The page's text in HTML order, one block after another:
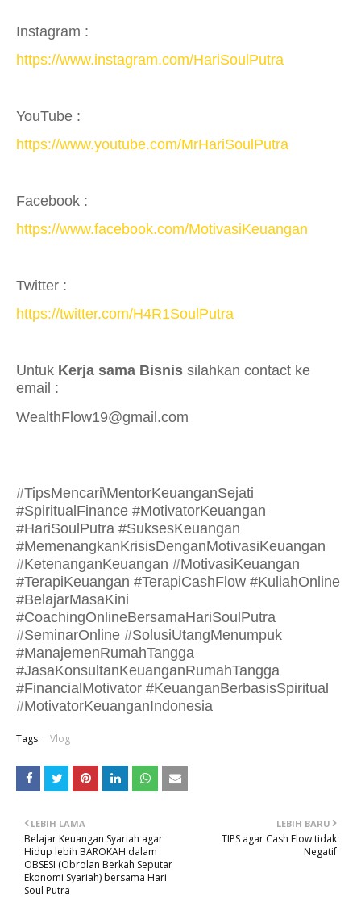
Instagram :
https://www.instagram.com/HariSoulPutra
YouTube :
https://www.youtube.com/MrHariSoulPutra
Facebook :
https://www.facebook.com/MotivasiKeuangan
Twitter :
https://twitter.com/H4R1SoulPutra
Untuk Kerja sama Bisnis silahkan contact ke
email :
WealthFlow19@gmail.com
#TipsMencari\MentorKeuanganSejati
#SpiritualFinance #MotivatorKeuangan
#HariSoulPutra #SuksesKeuangan
#MemenangkanKrisisDenganMotivasiKeuangan
#KetenanganKeuangan #MotivasiKeuangan
#TerapiKeuangan #TerapiCashFlow #KuliahOnline
#BelajarMasaKini
#CoachingOnlineBersamaHariSoulPutra
#SeminarOnline #SolusiUtangMenumpuk
#ManajemenRumahTangga
#JasaKonsultanKeuanganRumahTangga
#FinancialMotivator #KeuanganBerbasisSpiritual
#MotivatorKeuanganIndonesia
Tags: Vlog
LEBIH BARU
TIPS agar Cash Flow tidak
Negatif
LEBIH LAMA
Belajar Keuangan Syariah agar
Hidup lebih BAROKAH dalam
OBSESI (Obrolan Berkah Seputar
Ekonomi Syariah) bersama Hari
Soul Putra